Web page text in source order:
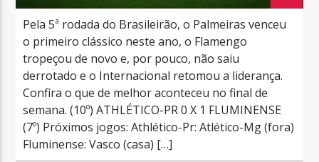
Pela 5ª rodada do Brasileirão, o Palmeiras venceu
o primeiro clássico neste ano, o Flamengo
tropeçou de novo e, por pouco, não saiu
derrotado e o Internacional retomou a liderança.
Confira o que de melhor aconteceu no final de
semana. (10º) ATHLÉTICO-PR 0 X 1 FLUMINENSE
(7º) Próximos jogos: Athlético-Pr: Atlético-Mg (fora)
Fluminense: Vasco (casa) […]